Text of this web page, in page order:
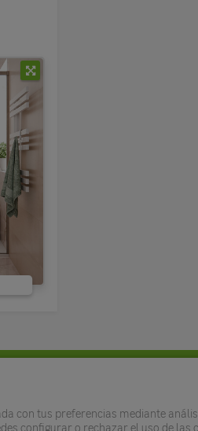
con tus preferencias mediante
configurar o rechazar el uso de las